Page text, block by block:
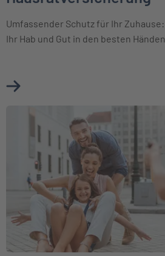
Umfassender Schutz für Ihr Zuhause:
Ihr Hab und Gut in den besten
Mehr über Hausratversicherung
Weiter zu Haftpflichtversicherung